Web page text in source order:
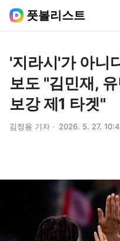
풋볼리스트
'지라시'가 아니
보도 "김민재,
보강 제1 타겟"
김정용 기자 2026. 5. 27.